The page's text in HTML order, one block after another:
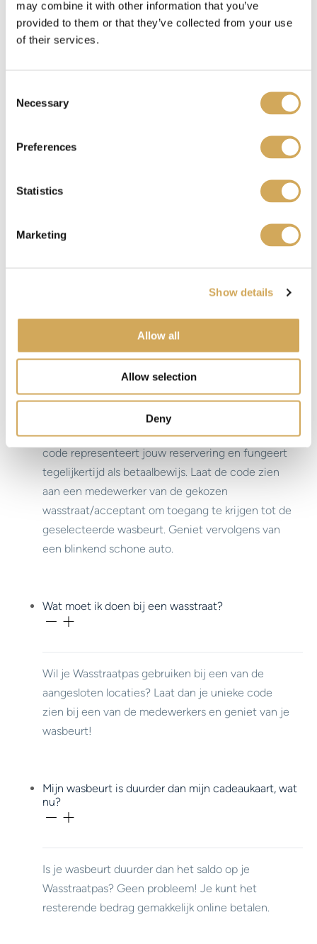
may combine it with other information that you’ve
provided to them or that they’ve collected from your use
of their services.
Necessary
Preferences
Statistics
Marketing
Show details
Allow all
Allow selection
Deny
Waar kan ik een Wasstraatpas kado kopen?
Je koopt de Wasstraatpas bij meer dan
4.000
Waar kan ik mijn Wasstraapas kado gebruiken?
Je kunt de Wasstraatpas kado
website. Je krijgt dan een unieke code. Deze
code representeert jouw reservering en fungeert
tegelijkertijd als betaalbewijs. Laat de code zien
aan een medewerker van de gekozen
wasstraat/acceptant om toegang te krijgen tot de
geselecteerde wasbeurt. Geniet vervolgens van
een blinkend schone auto.
Wat moet ik doen bij een wasstraat?
Wil je Wasstraatpas gebruiken bij een van de
aangesloten locaties? Laat dan je unieke code
zien bij een van de medewerkers en geniet van je
wasbeurt!
Mijn wasbeurt is duurder dan mijn cadeaukaart, wat
nu?
Is je wasbeurt duurder dan het saldo op je
Wasstraatpas? Geen probleem! Je kunt het
resterende bedrag gemakkelijk online betalen.